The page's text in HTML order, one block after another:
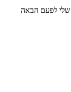
שלי לפעם הבאה